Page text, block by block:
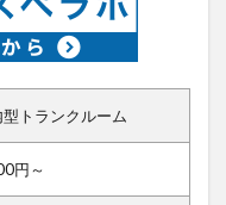
型トランクルーム
円～